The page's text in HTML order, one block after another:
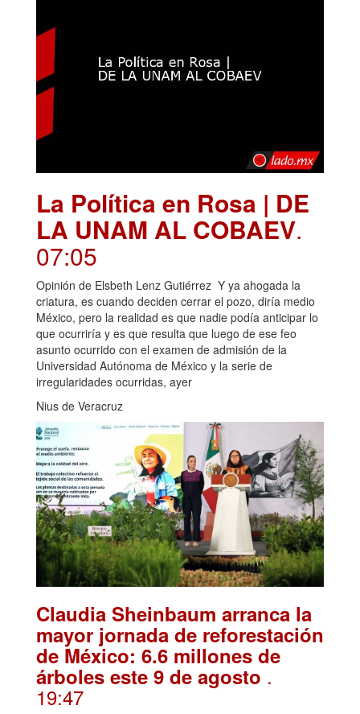
La Política en Rosa | DE
LA UNAM AL COBAEV.
07:05
Opinión de Elsbeth Lenz Gutiérrez Y ya ahogada la
criatura, es cuando deciden cerrar el pozo, diría medio
México, pero la realidad es que nadie podía anticipar lo
que ocurriría y es que resulta que luego de ese feo
asunto ocurrido con el examen de admisión de la
Universidad Autónoma de México y la serie de
irregularidades ocurridas, ayer
Nius de Veracruz
Claudia Sheinbaum arranca la
mayor jornada de reforestación
de México: 6.6 millones de
árboles este 9 de agosto .
19:47